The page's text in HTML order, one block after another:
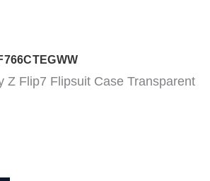
Z Flip7 Flipsuit Case Transparent